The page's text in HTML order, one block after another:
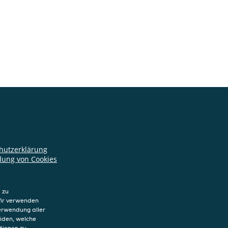
von Cookies
zu
verwenden
aller
welche